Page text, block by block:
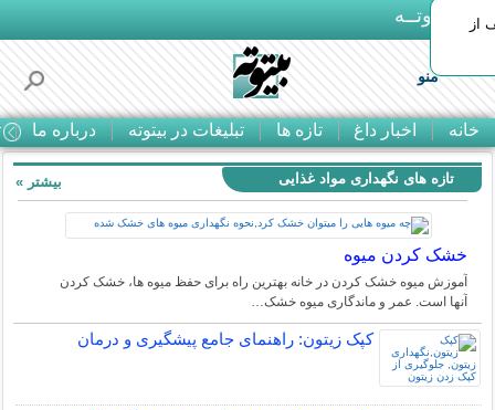
بـیتوتــه
منو
خانه اخبار داغ تازه ها تبلیغات در بیتوته درباره ما
تخفیف از
تازه های نگهداری مواد غذایی
خشک کردن میوه
آموزش میوه خشک کردن در خانه بهترین راه برای حفظ میوه ها، خشک کردن
آنها است. عمر و ماندگاری میوه خشک…
کپک زیتون: راهنمای جامع پیشگیری و درمان
بیشتر »